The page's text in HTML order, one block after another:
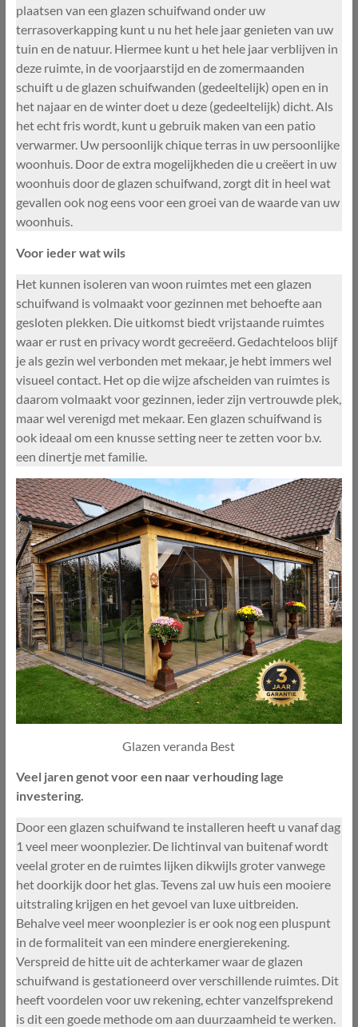
plaatsen van een glazen schuifwand onder uw
terrasoverkapping kunt u nu het hele jaar genieten van uw
tuin en de natuur. Hiermee kunt u het hele jaar verblijven in
deze ruimte, in de voorjaarstijd en de zomermaanden
schuift u de glazen schuifwanden (gedeeltelijk) open en in
het najaar en de winter doet u deze (gedeeltelijk) dicht. Als
het echt fris wordt, kunt u gebruik maken van een patio
verwarmer. Uw persoonlijk chique terras in uw persoonlijke
woonhuis. Door de extra mogelijkheden die u creëert in uw
woonhuis door de glazen schuifwand, zorgt dit in heel wat
gevallen ook nog eens voor een groei van de waarde van uw
woonhuis.
Voor ieder wat wils
Het kunnen isoleren van woon ruimtes met een glazen
schuifwand is volmaakt voor gezinnen met behoefte aan
gesloten plekken. Die uitkomst biedt vrijstaande ruimtes
waar er rust en privacy wordt gecreëerd. Gedachteloos blijf
je als gezin wel verbonden met mekaar, je hebt immers wel
visueel contact. Het op die wijze afscheiden van ruimtes is
daarom volmaakt voor gezinnen, ieder zijn vertrouwde plek,
maar wel verenigd met mekaar. Een glazen schuifwand is
ook ideaal om een knusse setting neer te zetten voor b.v.
een dinertje met familie.
Glazen veranda Best
Veel jaren genot voor een naar verhouding lage
investering.
Door een glazen schuifwand te installeren heeft u vanaf dag
1 veel meer woonplezier. De lichtinval van buitenaf wordt
veelal groter en de ruimtes lijken dikwijls groter vanwege
het doorkijk door het glas. Tevens zal uw huis een mooiere
uitstraling krijgen en het gevoel van luxe uitbreiden.
Behalve veel meer woonplezier is er ook nog een pluspunt
in de formaliteit van een mindere energierekening.
Verspreid de hitte uit de achterkamer waar de glazen
schuifwand is gestationeerd over verschillende ruimtes. Dit
heeft voordelen voor uw rekening, echter vanzelfsprekend
is dit een goede methode om aan duurzaamheid te werken.